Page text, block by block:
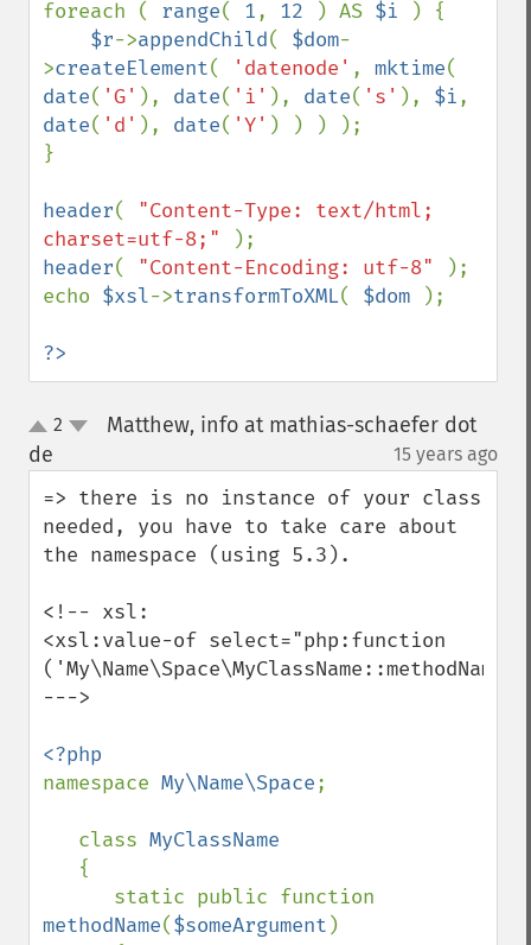
foreach ( range( 1, 12 ) AS $i
) {
$r->appendChild( $dom-
>createElement( 'datenode' , mktime
date( 'G' ), date( 'i' ), date( 's' ), $i
date( 'd' ), date( 'Y' ) ) ) );
}
header( "Content-Type: text/html;
charset=utf-8;"
header( "Content-Encoding: utf-8"
);
echo $xsl->transformToXML( $dom );
?>
up2
Matthew, info at mathias-schaefer dot
de
15 years ago
=> there is no instance of your class
needed, you have to take care about
the namespace (using 5.3).
<!-- xsl:
<xsl:value-of select="php:function
--->
namespace My\Name\Space;
   class
MyClassName
{
methodName($someArgument )